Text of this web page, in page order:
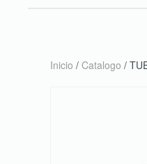
Inicio / Catalogo /